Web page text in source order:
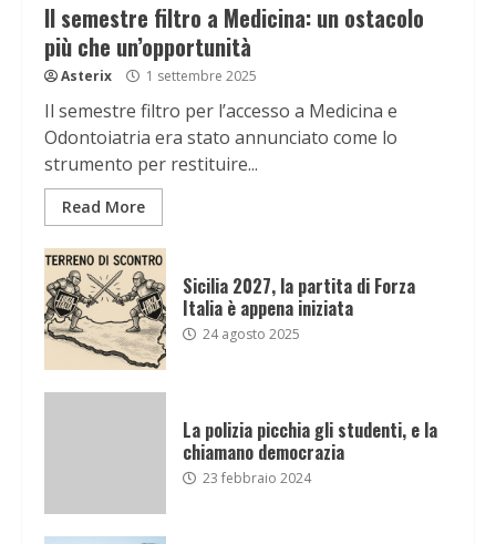
Il semestre filtro a Medicina: un ostacolo
più che un’opportunità
Asterix 1 settembre 2025
Il semestre filtro per l’accesso a Medicina e
Odontoiatria era stato annunciato come lo
strumento per restituire...
Read More
Sicilia 2027, la partita di Forza
Italia è appena iniziata
24 agosto 2025
La polizia picchia gli studenti, e la
chiamano democrazia
23 febbraio 2024